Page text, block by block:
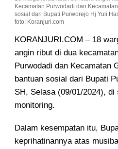
Kecamatan Purwodadi dan
sosial dari Bupati Purworejo Hj Yuli
foto: Koranjuri.com
KORANJURI.COM – 18
angin ribut di dua
Purwodadi dan Kecamatan
bantuan sosial dari Bupati
SH, Selasa (09/01/2024), di
monitoring.
Dalam kesempatan itu,
keprihatinannya atas